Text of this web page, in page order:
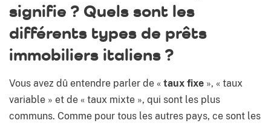
signifie ? Quels sont les
différents types de prêts
immobiliers italiens ?
Vous avez dû entendre parler de « taux fixe », « taux
variable » et de « taux mixte », qui sont les plus
communs. Comme pour tous les autres pays, ce sont les